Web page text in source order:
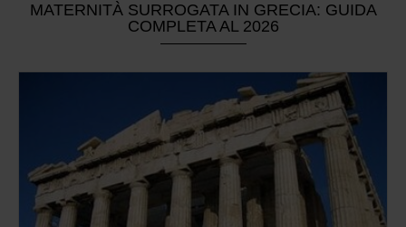
MATERNITÀ SURROGATA IN GRECIA: GUIDA
COMPLETA AL 2026